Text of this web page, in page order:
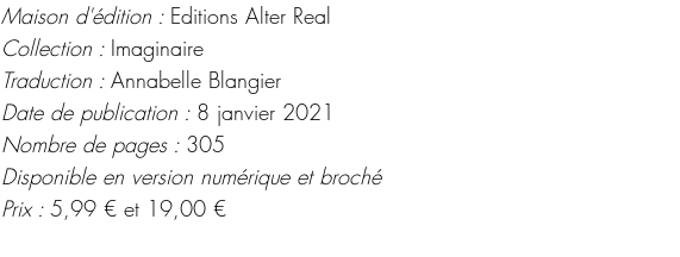
Maison d'édition : Editions Alter Real
Collection : Imaginaire
Traduction : Annabelle Blangier
Date de publication : 8 janvier 2021
Nombre de pages : 305
Disponible en version numérique et broché
Prix : 5,99 € et 19,00 €